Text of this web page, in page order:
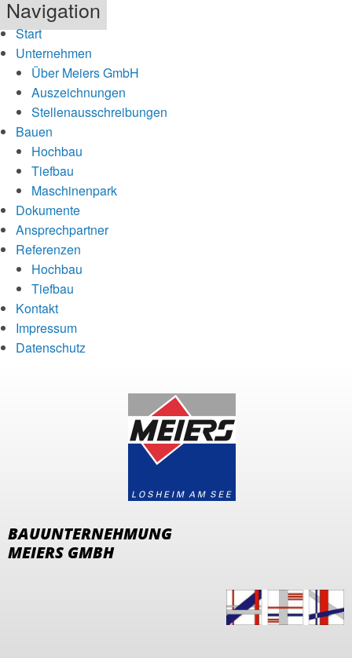
Navigation
Start
Unternehmen
Über Meiers GmbH
Auszeichnungen
Stellenausschreibungen
Bauen
Hochbau
Tiefbau
Maschinenpark
Dokumente
Ansprechpartner
Referenzen
Hochbau
Tiefbau
Kontakt
Impressum
Datenschutz
BAUUNTERNEHMUNG
MEIERS GMBH